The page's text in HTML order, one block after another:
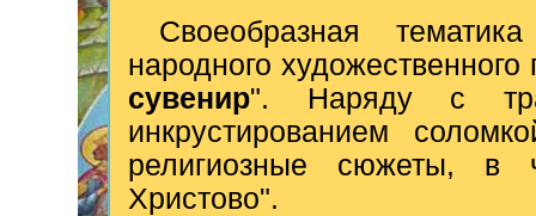
Своеобразная
народного
сувенир". Наряду с
инкрустированием
религиозные сюжеты, в
Христово".